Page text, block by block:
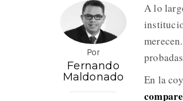
Por
Fernando
Maldonado
A lo
En la